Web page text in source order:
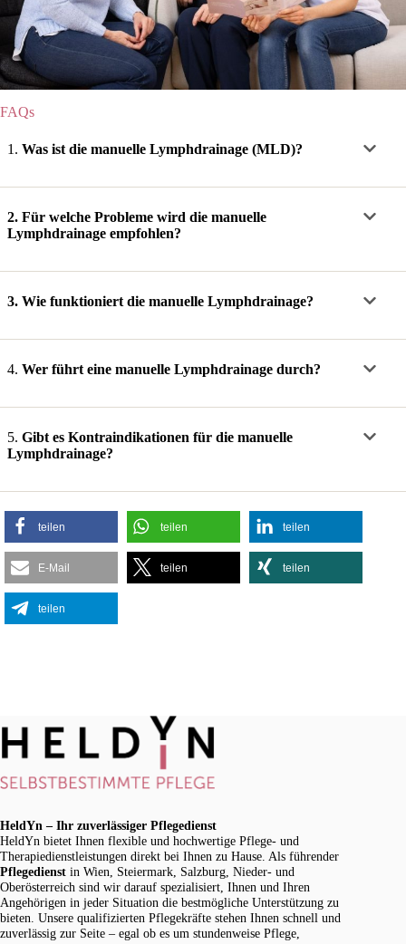
FAQs
1. Was ist die manuelle Lymphdrainage (MLD)?
2. Für welche Probleme wird die manuelle
Lymphdrainage empfohlen?
3. Wie funktioniert die manuelle Lymphdrainage?
4. Wer führt eine manuelle Lymphdrainage durch?
5. Gibt es Kontraindikationen für die manuelle
Lymphdrainage?
teilen teilen teilen
E-Mail teilen teilen
teilen
HeldYn – Ihr zuverlässiger Pflegedienst
HeldYn bietet Ihnen flexible und hochwertige Pflege- und
Therapiedienstleistungen direkt bei Ihnen zu Hause. Als führender
Pflegedienst in Wien, Steiermark, Salzburg, Nieder- und
Oberösterreich sind wir darauf spezialisiert, Ihnen und Ihren
Angehörigen in jeder Situation die bestmögliche Unterstützung zu
bieten. Unsere qualifizierten Pflegekräfte stehen Ihnen schnell und
zuverlässig zur Seite – egal ob es um stundenweise Pflege,